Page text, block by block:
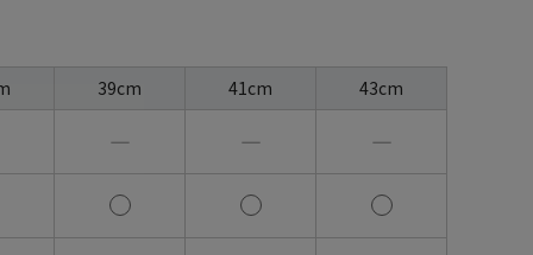
39cm 41cm 43cm
― ― ―